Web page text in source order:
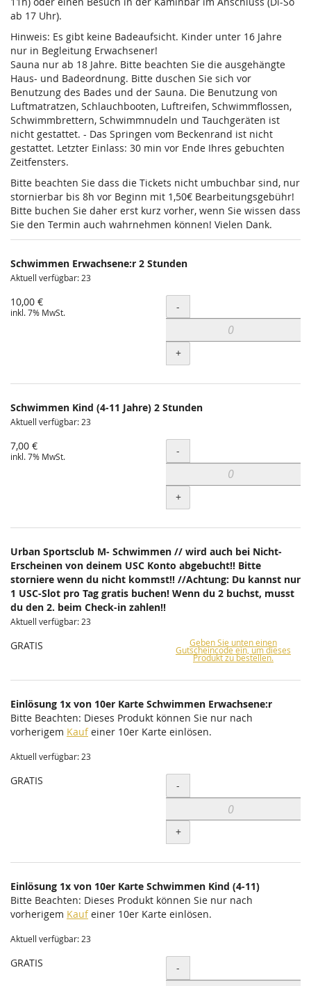
ab 17 Uhr).
Hinweis: Es gibt keine Badeaufsicht. Kinder unter 16 Jahre
nur in Begleitung Erwachsener!
Sauna nur ab 18 Jahre. Bitte beachten Sie die ausgehängte
Haus- und Badeordnung. Bitte duschen Sie sich vor
Benutzung des Bades und der Sauna. Die Benutzung von
Luftmatratzen, Schlauchbooten, Luftreifen, Schwimmflossen,
Schwimmbrettern, Schwimmnudeln und Tauchgeräten ist
nicht gestattet. - Das Springen vom Beckenrand ist nicht
gestattet. Letzter Einlass: 30 min vor Ende Ihres gebuchten
Zeitfensters.
Bitte beachten Sie dass die Tickets nicht umbuchbar sind, nur
stornierbar bis 8h vor Beginn mit 1,50€ Bearbeitungsgebühr!
Bitte buchen Sie daher erst kurz vorher, wenn Sie wissen dass
Sie den Termin auch wahrnehmen können! Vielen Dank.
Schwimmen Erwachsene:r 2 Stunden
Aktuell verfügbar: 23
10,00 €
inkl. 7% MwSt. Menge
-
+
Schwimmen Kind (4-11 Jahre) 2 Stunden
Aktuell verfügbar: 23
7,00 €
inkl. 7% MwSt. Menge
-
+
Urban Sportsclub M- Schwimmen // wird auch bei Nicht-
Erscheinen von deinem USC Konto abgebucht!! Bitte
storniere wenn du nicht kommst!! //Achtung: Du kannst nur
1 USC-Slot pro Tag gratis buchen! Wenn du 2 buchst, musst
du den 2. beim Check-in zahlen!!
Aktuell verfügbar: 23
GRATIS Geben Sie unten einen
Gutscheincode ein, um dieses
Produkt zu bestellen.
Einlösung 1x von 10er Karte Schwimmen Erwachsene:r
Bitte Beachten: Dieses Produkt können Sie nur nach
vorherigem Kaufeiner 10er Karte einlösen.
Aktuell verfügbar: 23
GRATIS Menge
-
+
Einlösung 1x von 10er Karte Schwimmen Kind (4-11)
Bitte Beachten: Dieses Produkt können Sie nur nach
vorherigem Kaufeiner 10er Karte einlösen.
Aktuell verfügbar: 23
GRATIS Menge
-